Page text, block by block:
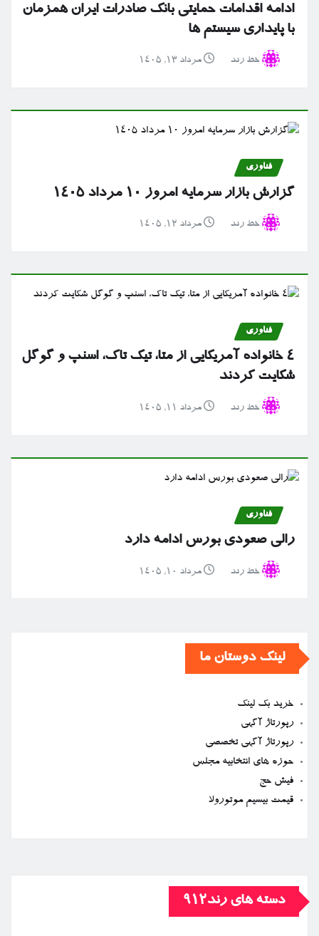
ادامه اقدامات حمایتی بانک صادرات ایران همزمان
با پایداری سیستم ها
خط رند مرداد ۱۳, ۱۴۰۵
فناوری
گزارش بازار سرمایه امروز ۱۰ مرداد ۱۴۰۵
خط رند مرداد ۱۲, ۱۴۰۵
فناوری
۴ خانواده آمریکایی از متا، تیک تاک، اسنپ و گوگل
شکایت کردند
خط رند مرداد ۱۱, ۱۴۰۵
فناوری
رالی صعودی بورس ادامه دارد
خط رند مرداد ۱۰, ۱۴۰۵
لینک دوستان ما
خرید بک لینک
رپورتاژ آگهی
رپورتاژ آگهی تخصصی
حوزه های انتخابیه مجلس
فیش حج
قیمت بیسیم موتورولا
دسته های رند912